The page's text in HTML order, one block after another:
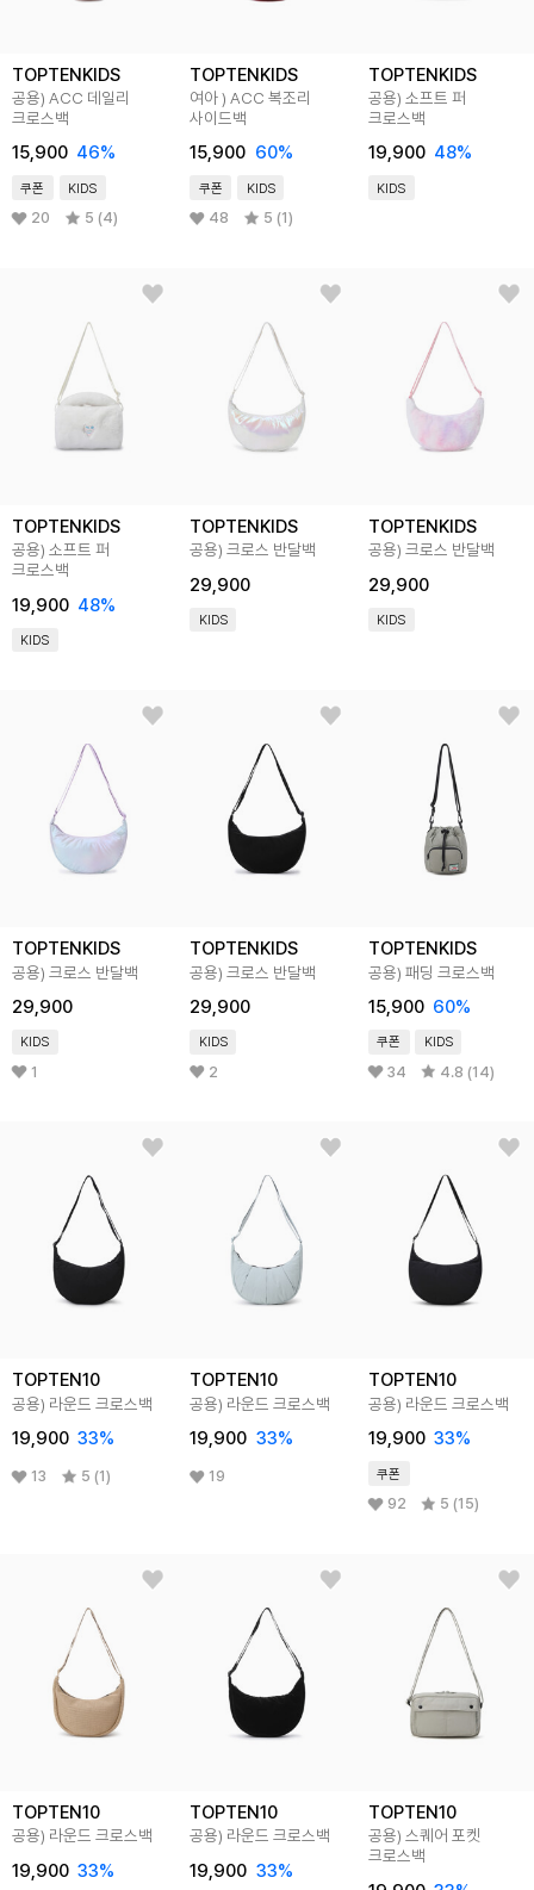
TOPTENKIDS
공용) ACC 데일리
크로스백
15,900 46%
쿠폰 KIDS
20 5 (4)
TOPTENKIDS
여아 ) ACC 복조리
사이드백
15,900 60%
쿠폰 KIDS
48 5 (1)
TOPTENKIDS
공용) 소프트 퍼
크로스백
19,900 48%
KIDS
TOPTENKIDS
공용) 소프트 퍼
크로스백
19,900 48%
KIDS
TOPTENKIDS
공용) 크로스 반달백
29,900
KIDS
TOPTENKIDS
공용) 크로스 반달백
29,900
KIDS
TOPTENKIDS
공용) 크로스 반달백
29,900
KIDS
1
TOPTENKIDS
공용) 크로스 반달백
29,900
KIDS
2
TOPTENKIDS
공용) 패딩 크로스백
15,900 60%
쿠폰 KIDS
34 4.8 (14)
TOPTEN10
공용) 라운드 크로스백
19,900 33%
13 5 (1)
TOPTEN10
공용) 라운드 크로스백
19,900 33%
19
TOPTEN10
공용) 라운드 크로스백
19,900 33%
쿠폰
92 5 (15)
TOPTEN10
공용) 라운드 크로스백
19,900 33%
TOPTEN10
공용) 라운드 크로스백
19,900 33%
TOPTEN10
공용) 스퀘어 포켓
크로스백